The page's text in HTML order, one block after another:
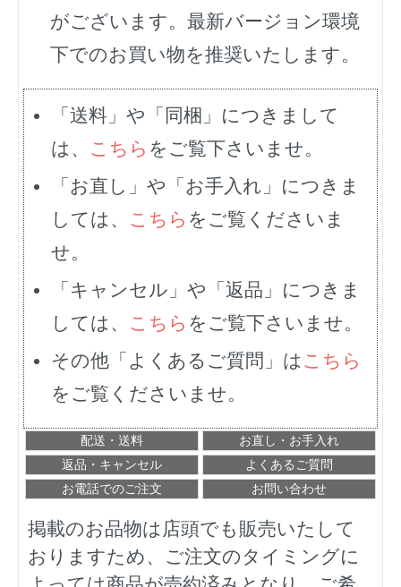
がございます。最新バージョン環境
下でのお買い物を推奨いたします。
「送料」や「同梱」につきまして
は、 こちら をご覧下さいませ。
「お直し」や「お手入れ」につきま
しては、 こちら をご覧くださいま
せ。
「キャンセル」や「返品」につきま
しては、 こちら をご覧下さいませ。
その他「よくあるご質問」は こちら
をご覧くださいませ。
配送・送料
お直し・お手入れ
返品・キャンセル
よくあるご質問
お電話でのご注文
お問い合わせ
掲載のお品物は店頭でも販売いたして
おりますため、ご注文のタイミングに